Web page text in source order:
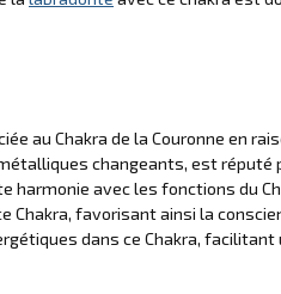
au Chakra de la Couronne en
changeants, est réputé
harmonie avec les fonctions du
Chakra, favorisant ainsi la
dans ce Chakra,